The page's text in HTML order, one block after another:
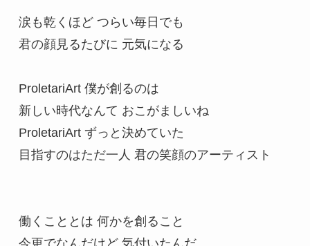
涙も乾くほど つらい毎日でも
君の顔見るたびに 元気になる
ProletariArt 僕が創るのは
新しい時代なんて おこがましいね
ProletariArt ずっと決めていた
目指すのはただ一人 君の笑顔のアーティスト
働くこととは 何かを創ること